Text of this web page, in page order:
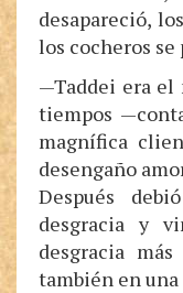
desapareció,
los cocheros
—Taddei era el
tiempos
magnífica
desengaño
Después
desgracia y
desgracia
también en